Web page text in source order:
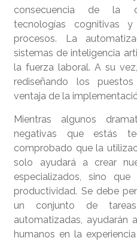
consecuencia de la
tecnologías cognitivas
procesos. La
sistemas de inteligencia
la fuerza laboral. A su
rediseñando los
ventaja de la
Mientras algunos
negativas que estás
comprobado que la
solo ayudará a crear
especializados, sino
productividad. Se debe
un conjunto de
automatizadas, ayudarán
humanos en la